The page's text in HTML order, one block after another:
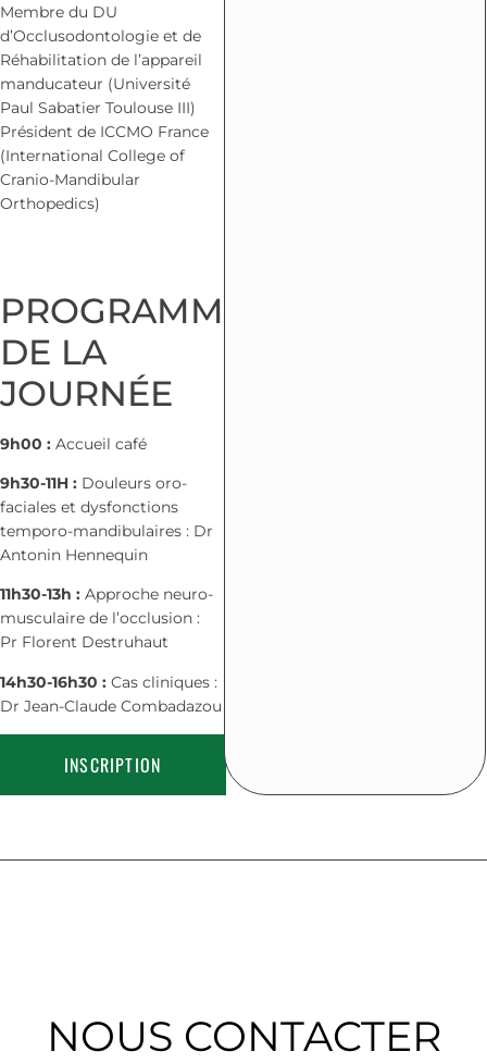
Membre du DU
d’Occlusodontologie et de
Réhabilitation de l’appareil
manducateur (Université
Paul Sabatier Toulouse III)
Président de ICCMO France
(International College of
Cranio-Mandibular
Orthopedics)
PROGRAMME
DE LA
JOURNÉE
9h00 : Accueil café
9h30-11H : Douleurs oro-
faciales et dysfonctions
temporo-mandibulaires : Dr
Antonin Hennequin
11h30-13h : Approche neuro-
musculaire de l’occlusion :
Pr Florent Destruhaut
14h30-16h30 : Cas cliniques :
Dr Jean-Claude Combadazou
INSCRIPTION
NOUS CONTACTER